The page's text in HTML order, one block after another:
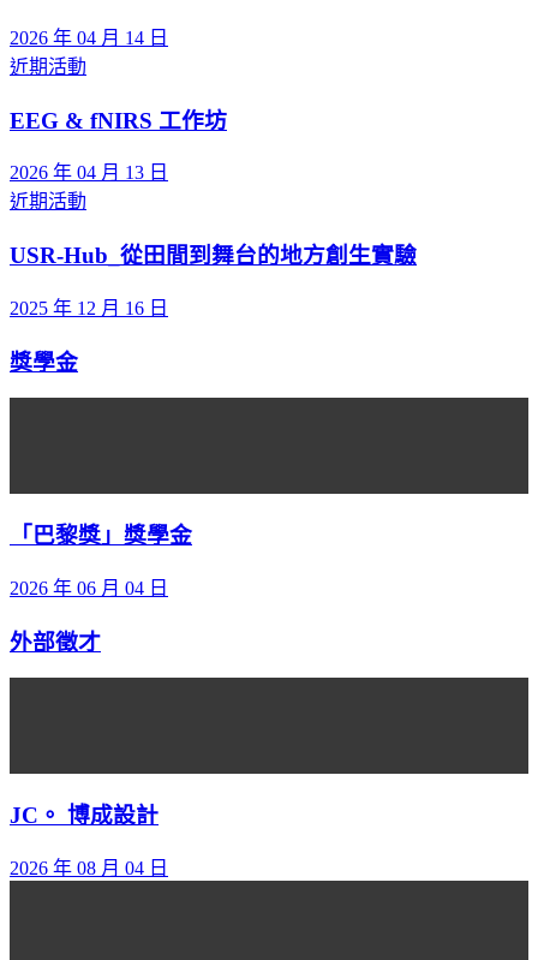
2026 年 04 月 14 日
近期活動
EEG & fNIRS 工作坊
2026 年 04 月 13 日
近期活動
USR-Hub_從田間到舞台的地方創生實驗
2025 年 12 月 16 日
獎學金
「巴黎獎」獎學金
2026 年 06 月 04 日
外部徵才
JC。 博成設計
2026 年 08 月 04 日